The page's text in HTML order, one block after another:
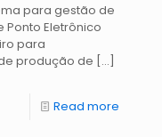
para gestão de
Ponto Eletrônico
para
produção de […]
Read more